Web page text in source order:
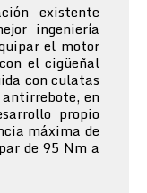
existente
ingeniería
el motor
el cigüeñal
con culatas
antirrebote, en
propio
máxima de
de 95 Nm a